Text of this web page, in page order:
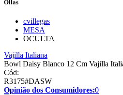
Ollas
cvillegas
MESA
OCULTA
Vajilla Italiana
Bowl Daisy Blanco 12 Cm Vajilla
Cód:
R3175#DASW
Opinião dos Consumidores:0